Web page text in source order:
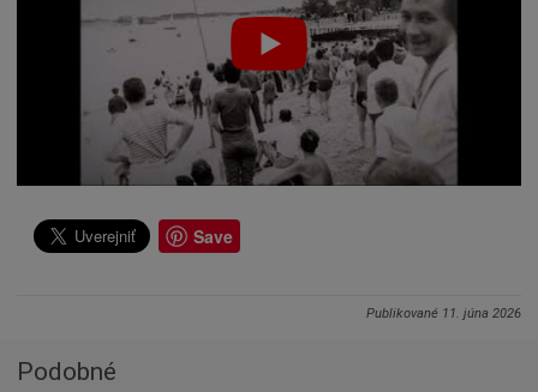
Save
Publikované 11. júna 2026
Podobné